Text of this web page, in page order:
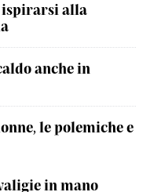
ispirarsi alla
anche in
le polemiche e
in mano